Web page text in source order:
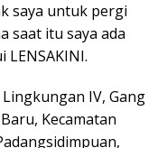
saya untuk pergi
saat itu saya ada
LENSAKINI.
IV, Gang
Kecamatan